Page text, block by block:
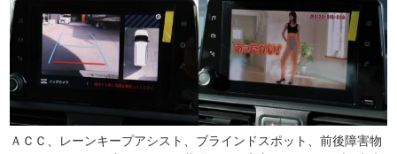
ＡＣＣ、レーンキープアシスト、ブラインドスポット、前後障害物